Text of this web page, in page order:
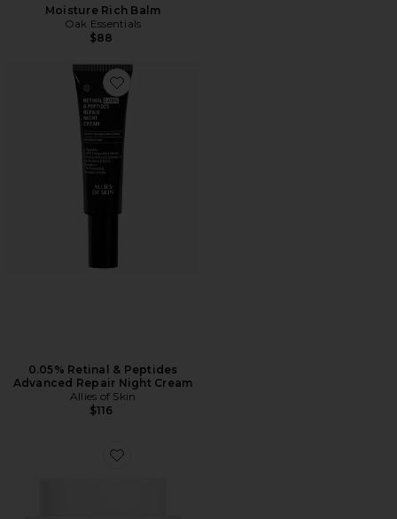
Moisture Rich Balm
Oak Essentials
$88
Favorite 0.05% Retinal & Peptides Advanced Repair
0.05% Retinal & Peptides
Advanced Repair Night Cream
Allies of Skin
$116
Favorite Fior Di Luna Nightly Renewal Cream 50ml